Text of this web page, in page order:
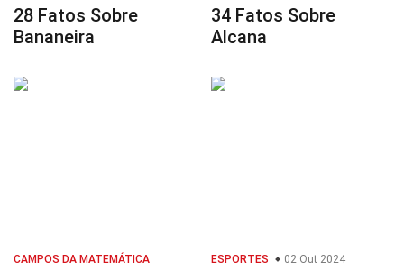
28 Fatos Sobre
Bananeira
34 Fatos Sobre
Alcana
CAMPOS DA MATEMÁTICA
ESPORTES 02 Out 2024